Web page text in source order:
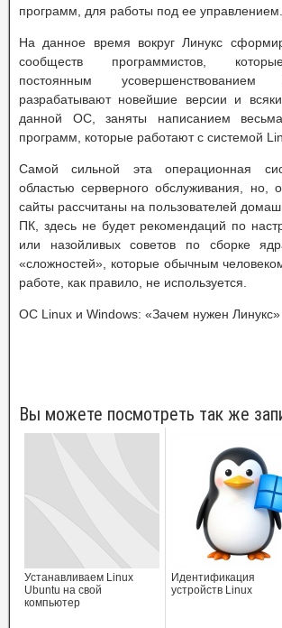
программ, для работы под ее управлением.
На данное время вокруг Линукс
сообществ программистов,
постоянным
разрабатывают новейшие версии и
данной ОС, заняты написанием
программ, которые работают с системой
Самой сильной эта операционная
областью серверного обслуживания, но,
сайты рассчитаны на пользователей
ПК, здесь не будет рекомендаций по
или назойливых советов по сборке
«сложностей», которые обычным
работе, как правило, не используется.
ОС Linux и Windows: «Зачем нужен
Вы можете посмотреть так же
Устанавливаем Linux
Ubuntu на свой
компьютер
Идентификация
устройств Linux